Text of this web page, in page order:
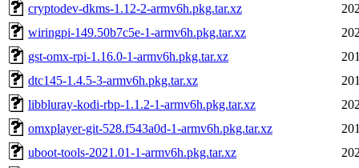
cryptodev-dkms-1.12-2-armv6h.pkg.tar.xz
wiringpi-149.50b7c5e-1-armv6h.pkg.tar.xz
gst-omx-rpi-1.16.0-1-armv6h.pkg.tar.xz
dtc145-1.4.5-3-armv6h.pkg.tar.xz
libbluray-kodi-rbp-1.1.2-1-armv6h.pkg.tar.xz
omxplayer-git-528.f543a0d-1-armv6h.pkg.tar.xz
uboot-tools-2021.01-1-armv6h.pkg.tar.xz